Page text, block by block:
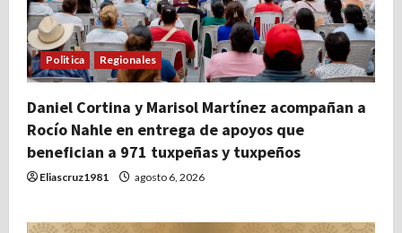
Politica Regionales
Daniel Cortina y Marisol Martínez acompañan a
Rocío Nahle en entrega de apoyos que
benefician a 971 tuxpeñas y tuxpeños
Eliascruz1981 agosto 6, 2026